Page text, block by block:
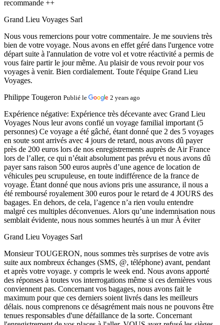
recommande ++
Grand Lieu Voyages Sarl
Nous vous remercions pour votre commentaire. Je me souviens très
bien de votre voyage. Nous avons en effet géré dans l'urgence votre
départ suite à l'annulation de votre vol et votre réactivité a permis de
vous faire partir le jour même. Au plaisir de vous revoir pour vos
voyages à venir. Bien cordialement. Toute l'équipe Grand Lieu
Voyages.
Philippe Tougeron Publié le 2 years ago
Expérience négative: Expérience très décevante avec Grand Lieu
Voyages Nous leur avons confié un voyage familial important (5
personnes) Ce voyage a été gâché, étant donné que 2 des 5 voyages
en soute sont arrivés avec 4 jours de retard, nous avons dû payer
près de 200 euros lors de nos enregistrements auprès de Air France
lors de l’aller, ce qui n’était absolument pas prévu et nous avons dû
payer sans raison 500 euros auprès d’une agence de location de
véhicules peu scrupuleuse, en toute indifférence de la france de
voyage. Étant donné que nous avions pris une assurance, il nous a
été remboursé royalement 300 euros pour le retard de 4 JOURS des
bagages. En dehors, de cela, l’agence n’a rien voulu entendre
malgré ces multiples déconvenues. Alors qu’une indemnisation nous
semblait évidente, nous nous sommes heurtés à un mur À éviter
Grand Lieu Voyages Sarl
Monsieur TOUGERON, nous sommes très surprises de votre avis
suite aux nombreux échanges (SMS, @, téléphone) avant, pendant
et après votre voyage. y compris le week end. Nous avons apporté
des réponses à toutes vos interrogations même si ces dernières vous
conviennent pas. Concernant vos bagages, nous avons fait le
maximum pour que ces derniers soient livrés dans les meilleurs
délais. nous comprenons ce désagrément mais nous ne pouvons être
tenues responsables d'une défaillance de la sorte. Concernant